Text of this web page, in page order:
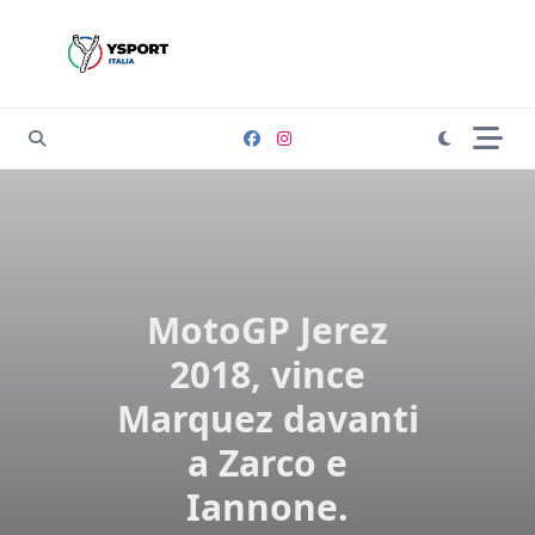
MotoGP Jerez
2018, vince
Marquez davanti
a Zarco e
Iannone.